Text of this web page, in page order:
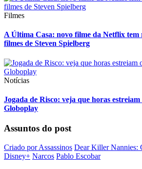
Filmes
A Última Casa: novo filme da Netflix tem
filmes de Steven Spielberg
Notícias
Jogada de Risco: veja que horas estreiam
Globoplay
Assuntos do post
Criado por Assassinos Dear Killer Nannies:
Disney+ Narcos Pablo Escobar